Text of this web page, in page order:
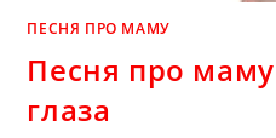
ПЕСНЯ ПРО МАМУ
Песня про
глаза